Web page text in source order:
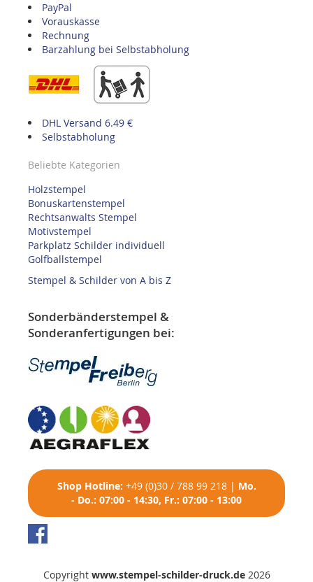
PayPal
Vorauskasse
Rechnung
Barzahlung bei Selbstabholung
DHL Versand 6.49 €
Selbstabholung
Beliebte Kategorien
Holzstempel
Bonuskartenstempel
Rechtsanwalts Stempel
Motivstempel
Parkplatz Schilder individuell
Golfballstempel
Stempel & Schilder von A bis Z
Sonderbänderstempel &
Sonderanfertigungen bei:
Shop Hotline: +49 (0)30 / 788 99 218| Mo.
- Do.: 07:00 - 14:30, Fr.: 07:00 - 13:00
Copyright www.stempel-schilder-druck.de2026